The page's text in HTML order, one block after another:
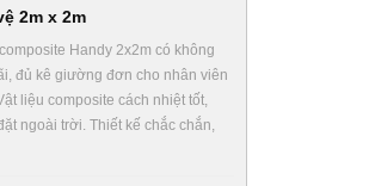
2m x 2m
Handy 2x2m có không
đủ kê giường đơn cho nhân viên
liệu composite cách nhiệt tốt,
ngoài trời. Thiết kế chắc chắn,